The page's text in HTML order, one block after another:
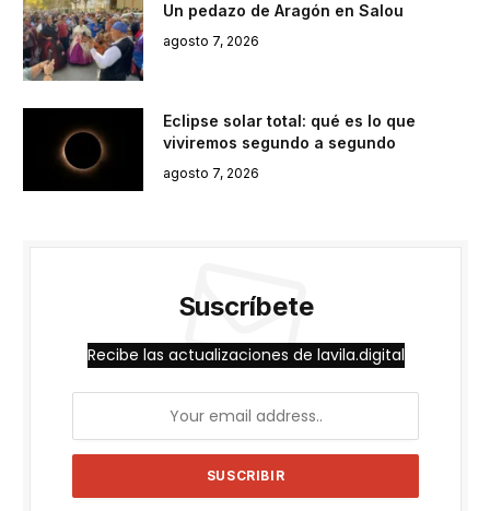
Un pedazo de Aragón en Salou
agosto 7, 2026
Eclipse solar total: qué es lo que
viviremos segundo a segundo
agosto 7, 2026
Suscríbete
Recibe las actualizaciones de lavila.digital